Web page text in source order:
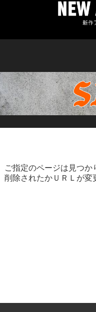
ご指定のページは見つか
削除されたかＵＲＬが変